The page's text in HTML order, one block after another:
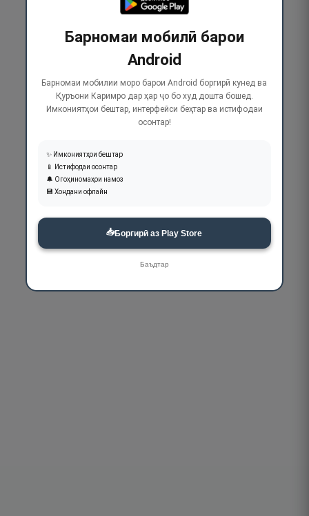
Барномаи мобилӣ барои
Android
Барномаи мобилии моро барои Android боргирӣ кунед ва
Қуръони Каримро дар ҳар ҷо бо худ дошта бошед.
Имкониятҳои бештар, интерфейси беҳтар ва истифодаи
осонтар!
✨ Имкониятҳои бештар
📱 Истифодаи осонтар
🔔 Огоҳиномаҳои намоз
💾 Хондани офлайн
📥Боргирӣ аз Play Store
Баъдтар